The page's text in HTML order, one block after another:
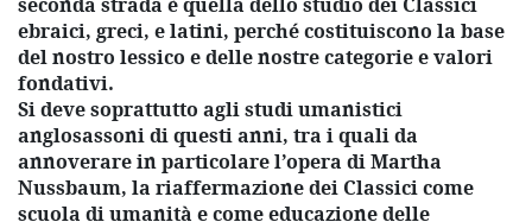
ebraici, greci, e latini, perché costituiscono la base
del nostro lessico e delle nostre categorie e valori
fondativi.
Si deve soprattutto agli studi umanistici
anglosassoni di questi anni, tra i quali da
annoverare in particolare l’opera di Martha
Nussbaum, la riaffermazione dei Classici come
scuola di umanità e come educazione delle